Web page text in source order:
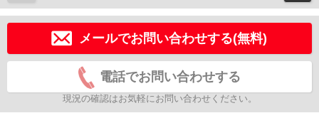
メールでお問い合わせする(無料)
電話でお問い合わせする
現況の確認はお気軽にお問い合わせください。